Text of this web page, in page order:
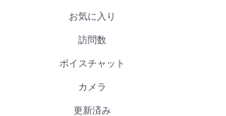
お気に入り
訪問数
ボイスチャット
カメラ
更新済み